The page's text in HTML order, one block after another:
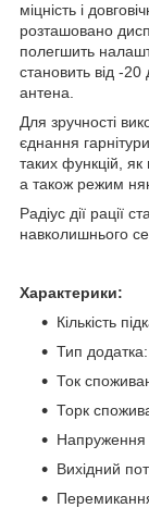
міцність і
розташовано
полегшить
становить від -
антена.
Для зручності
єднання
таких функцій,
а також режим
Радіус дії рації
навколишнього
Характерики:
Кількість
Тип
Ток
Торк
Вихідний